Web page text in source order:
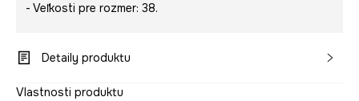
- Veľkosti pre rozmer: 38.
Detaily produktu
Vlastnosti produktu